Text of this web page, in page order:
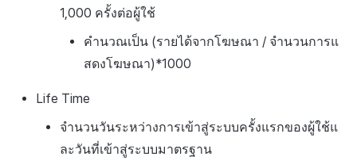
1,000 ครั้งต่อผู้ใช้
คำนวณเป็น (รายได้จากโฆษณา / จำนวนการแ
สดงโฆษณา)*1000
Life Time
จำนวนวันระหว่างการเข้าสู่ระบบครั้งแรกของผู้ใช้แ
ละวันที่เข้าสู่ระบบมาตรฐาน